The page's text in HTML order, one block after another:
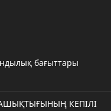
бағыттары
АШЫҚТЫҒЫНЫҢ КЕПІЛІ